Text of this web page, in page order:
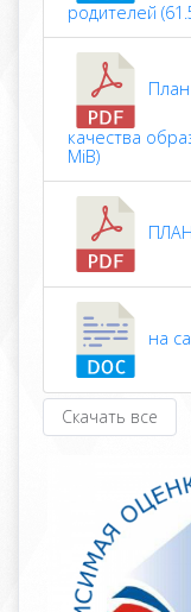
родителей
качества
MiB)
на
Скачать все